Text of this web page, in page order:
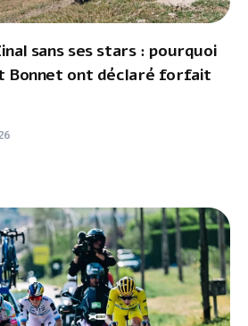
sans ses stars : pourquoi
Bonnet ont déclaré forfait